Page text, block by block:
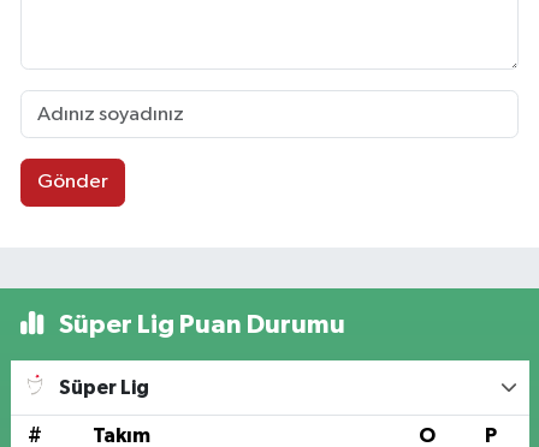
Gönder
Süper Lig Puan Durumu
Süper Lig
# Takım O P